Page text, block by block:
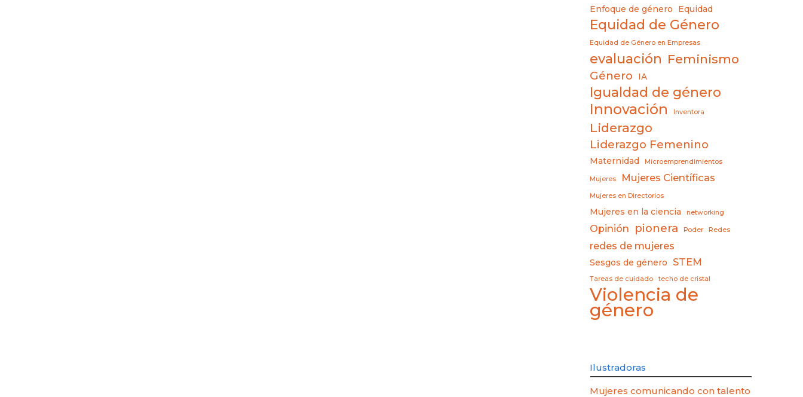
Enfoque de género
Equidad
Equidad de Género
Equidad de Género en Empresas
evaluación Feminismo
Género IA
Igualdad de género
Innovación Inventora
Liderazgo
Liderazgo Femenino
Maternidad Microemprendimientos
Mujeres Mujeres Científicas
Mujeres en Directorios
Mujeres en la ciencia networking
Opinión pionera Poder Redes
redes de mujeres
Sesgos de género STEM
Tareas de cuidado techo de cristal
Violencia de
género
Ilustradoras
Mujeres comunicando con talento